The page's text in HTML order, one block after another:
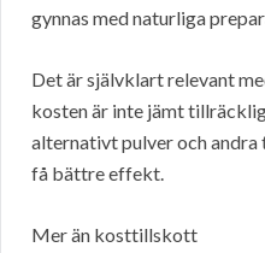
gynnas med naturliga
Det är självklart relevant
kosten är inte jämt
alternativt pulver och andra
få bättre effekt.
Mer än kosttillskott